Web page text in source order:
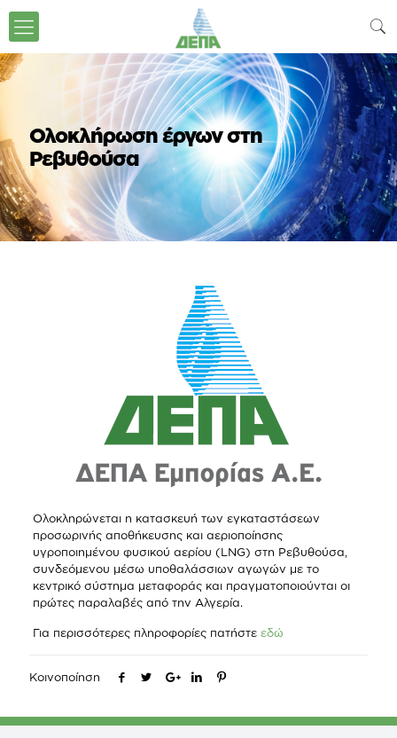
Ολοκλήρωση έργων στη
Ρεβυθούσα
Ολοκληρώνεται η κατασκευή των εγκαταστάσεων
προσωρινής αποθήκευσης και αεριοποίησης
υγροποιημένου φυσικού αερίου (LNG) στη Ρεβυθούσα,
συνδεόμενου μέσω υποθαλάσσιων αγωγών με το
κεντρικό σύστημα μεταφοράς και πραγματοποιούνται οι
πρώτες παραλαβές από την Αλγερία.
Για περισσότερες πληροφορίες πατήστε εδώ
Κοινοποίηση